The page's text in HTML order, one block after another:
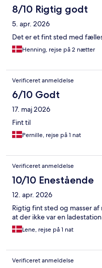
8/10 Rigtig godt
5. apr. 2026
Det er et fint sted med
Henning, rejse på 2 nætter
Verificeret anmeldelse
6/10 Godt
17. maj 2026
Fint til
Pernille, rejse på 1 nat
Verificeret anmeldelse
10/10 Enestående
12. apr. 2026
Rigtig fint sted og masser
at der ikke var en
Lene, rejse på 1 nat
Verificeret anmeldelse